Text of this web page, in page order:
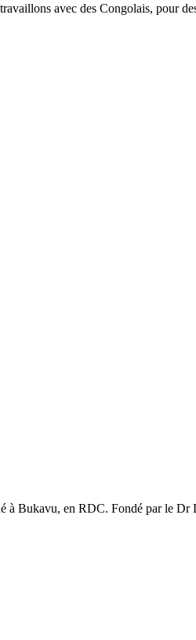
avec des Congolais, pour
à Bukavu, en RDC. Fondé par le